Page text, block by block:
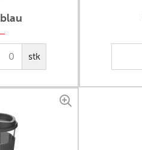
stk